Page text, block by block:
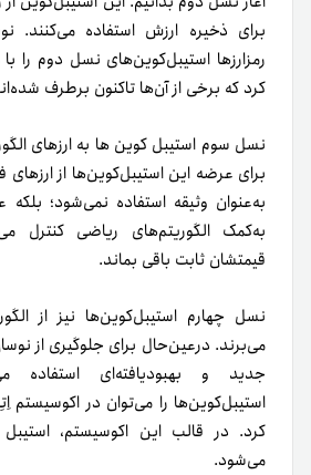
برای ذخیره ارزش استفاده می‌کنند.
رمزارزها استیبل‌کوین‌های نسل دوم را
کرد که برخی از آن‌ها تاکنون برطرف
نسل سوم استیبل کوین ها به ارزهای
برای عرضه این استیبل‌کوین‌ها از ارزهای
به‌عنوان وثیقه استفاده نمی‌شود؛
به‌کمک الگوریتم‌های ریاضی کنترل
قیمتشان ثابت باقی بماند.
نسل چهارم استیبل‌کوین‌ها نیز از
می‌برند. در‌عین‌حال برای جلوگیری از
جدید و بهبودیافته‌ای استفاده
می‌شود.